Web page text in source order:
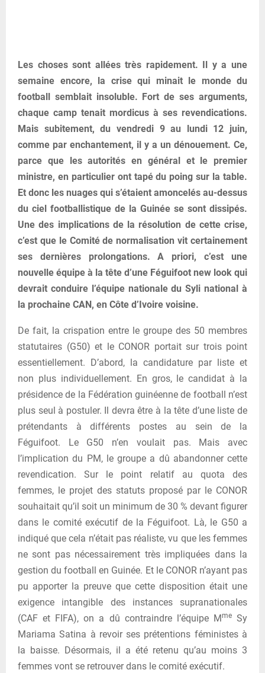
Les choses sont allées très rapidement. Il y a une
semaine encore, la crise qui minait le monde du
football semblait insoluble. Fort de ses arguments,
chaque camp tenait mordicus à ses revendications.
Mais subitement, du vendredi 9 au lundi 12 juin,
comme par enchantement, il y a un dénouement. Ce,
parce que les autorités en général et le premier
ministre, en particulier ont tapé du poing sur la table.
Et donc les nuages qui s’étaient amoncelés au-dessus
du ciel footballistique de la Guinée se sont dissipés.
Une des implications de la résolution de cette crise,
c’est que le Comité de normalisation vit certainement
ses dernières prolongations. A priori, c’est une
nouvelle équipe à la tête d’une Féguifoot new look qui
devrait conduire l’équipe nationale du Syli national à
la prochaine CAN, en Côte d’Ivoire voisine.
De fait, la crispation entre le groupe des 50 membres
statutaires (G50) et le CONOR portait sur trois point
essentiellement. D’abord, la candidature par liste et
non plus individuellement. En gros, le candidat à la
présidence de la Fédération guinéenne de football n’est
plus seul à postuler. Il devra être à la tête d’une liste de
prétendants à différents postes au sein de la
Féguifoot. Le G50 n’en voulait pas. Mais avec
l’implication du PM, le groupe a dû abandonner cette
revendication. Sur le point relatif au quota des
femmes, le projet des statuts proposé par le CONOR
souhaitait qu’il soit un minimum de 30 % devant figurer
dans le comité exécutif de la Féguifoot. Là, le G50 a
indiqué que cela n’était pas réaliste, vu que les femmes
ne sont pas nécessairement très impliquées dans la
gestion du football en Guinée. Et le CONOR n’ayant pas
pu apporter la preuve que cette disposition était une
exigence intangible des instances supranationales
(CAF et FIFA), on a dû contraindre l’équipe MmeSy
Mariama Satina à revoir ses prétentions féministes à
la baisse. Désormais, il a été retenu qu’au moins 3
femmes vont se retrouver dans le comité exécutif.